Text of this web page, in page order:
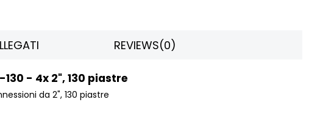
REVIEWS(0)
- 4x 2", 130 piastre
da 2", 130 piastre